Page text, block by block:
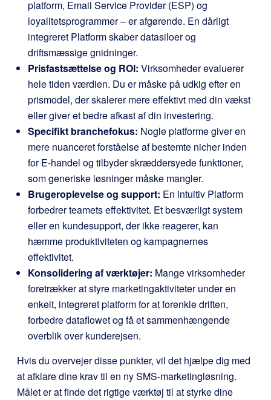
platform, Email Service Provider (ESP) og
loyalitetsprogrammer – er afgørende. En dårligt
integreret Platform skaber datasiloer og
driftsmæssige gnidninger.
Prisfastsættelse og ROI: Virksomheder evaluerer
hele tiden værdien. Du er måske på udkig efter en
prismodel, der skalerer mere effektivt med din vækst
eller giver et bedre afkast af din investering.
Specifikt branchefokus: Nogle platforme giver en
mere nuanceret forståelse af bestemte nicher inden
for E-handel og tilbyder skræddersyede funktioner,
som generiske løsninger måske mangler.
Brugeroplevelse og support: En intuitiv Platform
forbedrer teamets effektivitet. Et besværligt system
eller en kundesupport, der ikke reagerer, kan
hæmme produktiviteten og kampagnernes
effektivitet.
Konsolidering af værktøjer: Mange virksomheder
foretrækker at styre marketingaktiviteter under en
enkelt, integreret platform for at forenkle driften,
forbedre dataflowet og få et sammenhængende
overblik over kunderejsen.
Hvis du overvejer disse punkter, vil det hjælpe dig med
at afklare dine krav til en ny SMS-marketingløsning.
Målet er at finde det rigtige værktøj til at styrke dine